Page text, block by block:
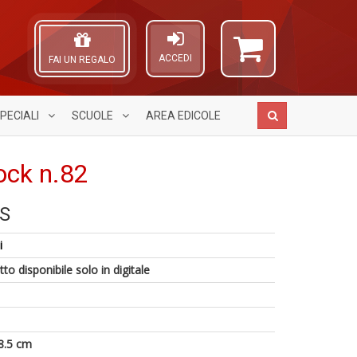
ACCEDI
FAI UN REGALO
SCUOLE AREA EDICOLE
n.82
disponibile solo in digitale
cm